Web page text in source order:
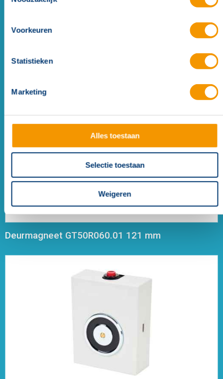
Voorkeuren
Statistieken
Marketing
Alles toestaan
Selectie toestaan
Weigeren
Deurmagneet GT50R060.01 121 mm